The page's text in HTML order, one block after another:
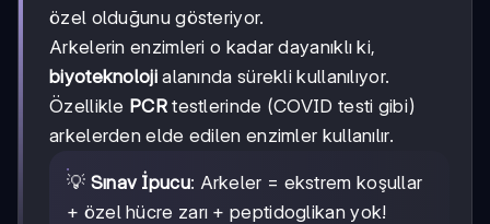
özel olduğunu gösteriyor.
Arkelerin enzimleri o kadar dayanıklı ki,
biyoteknolojialanında sürekli kullanılıyor.
Özellikle PCRtestlerinde (COVID testi gibi)
arkelerden elde edilen enzimler kullanılır.
💡 Sınav İpucu: Arkeler = ekstrem koşullar
+ özel hücre zarı + peptidoglikan yok!